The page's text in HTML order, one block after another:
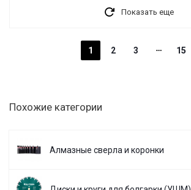
Показать еще
1 2 3 15
Похожие категории
Алмазные сверла и коронки